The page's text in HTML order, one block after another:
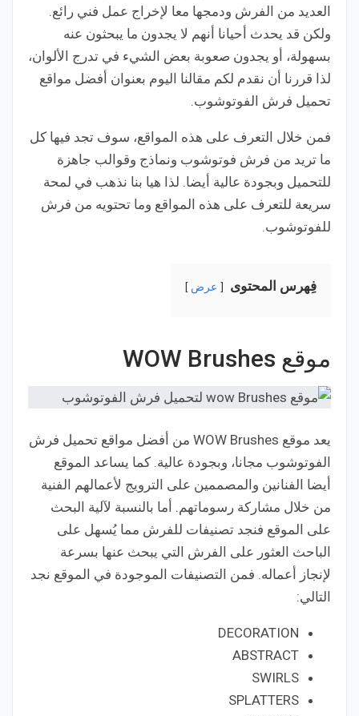
العديد من الفرش ودمجها معا لإخراج عمل فني رائع.
ولكن قد يحدث أحيانا أنهم لا يجدون ما يبحثون عنه
بسهولة، أو يجدون صعوبة بعض الشيء في تدرج الألوان،
لذا قررنا أن نقدم لكم مقالنا اليوم بعنوان أفضل مواقع
تحميل فرش الفوتوشوب.
فمن خلال التعرف على هذه المواقع، سوف تجد فيها كل
ما تريد من فرش فوتوشوب ونماذج وقوالب جاهزة
للتحميل وبجودة عالية أيضا. لذا هيا بنا نذهب في لمحة
سريعة للتعرف على هذه المواقع وما تحتويه من فرش
للفوتوشوب.
فِهرس المحتوى عرض
موقع WOW Brushes
يعد موقع WOW Brushes من أفضل مواقع تحميل فرش
الفوتوشوب مجانا، وبجودة عالية. كما يساعد الموقع
أيضا الفنانين والمصممين على الترويج لأعمالهم الفنية
من خلال مشاركة رسوماتهم. أما بالنسبة لآلية البحث
على الموقع فنجد تصنيفات للفرش مما يُسهل على
الباحث العثور على الفرش التي يبحث عنها بسرعة
لإنجاز أعماله. فمن التصنيفات الموجودة في الموقع نجد
التالي:
DECORATION
ABSTRACT
SWIRLS
SPLATTERS